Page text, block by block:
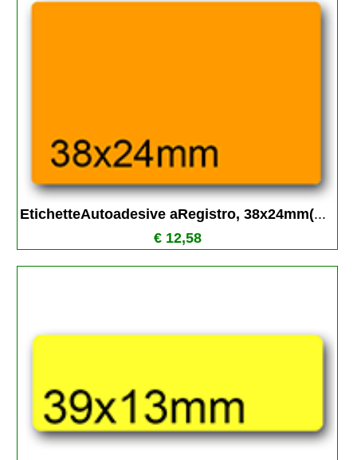
EtichetteAutoadesive aRegistro, 38x24mm(...
€ 12,58